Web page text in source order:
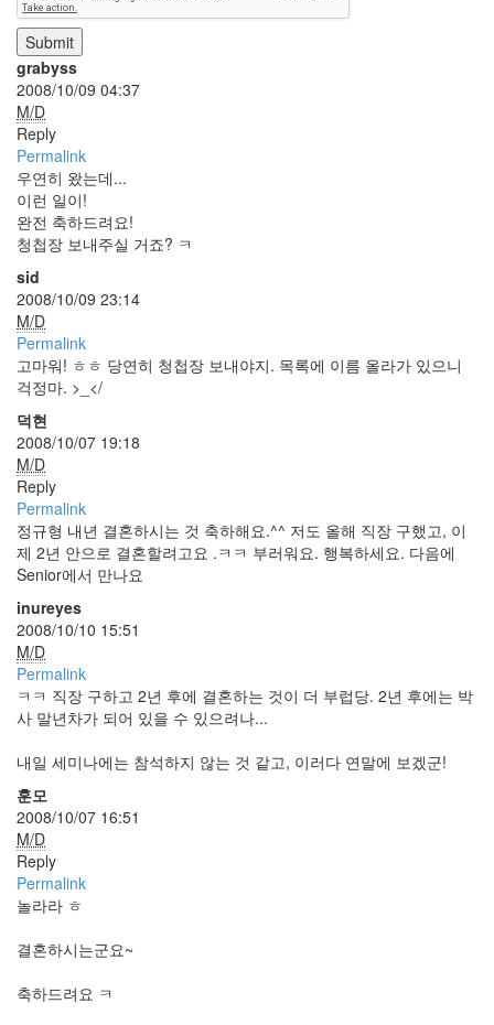
Submit
grabyss
2008/10/09 04:37
M/D
Reply
Permalink
우연히 왔는데...
이런 일이!
완전 축하드려요!
청첩장 보내주실 거죠? ㅋ
sid
2008/10/09 23:14
M/D
Permalink
고마워! ㅎㅎ 당연히 청첩장 보내야지. 목록에 이름 올라가 있으니
걱정마. >_</
덕현
2008/10/07 19:18
M/D
Reply
Permalink
정규형 내년 결혼하시는 것 축하해요.^^ 저도 올해 직장 구했고, 이
제 2년 안으로 결혼할려고요 .ㅋㅋ 부러워요. 행복하세요. 다음에
Senior에서 만나요
inureyes
2008/10/10 15:51
M/D
Permalink
ㅋㅋ 직장 구하고 2년 후에 결혼하는 것이 더 부럽당. 2년 후에는 박
사 말년차가 되어 있을 수 있으려나...
내일 세미나에는 참석하지 않는 것 같고, 이러다 연말에 보겠군!
훈모
2008/10/07 16:51
M/D
Reply
Permalink
놀라라 ㅎ
결혼하시는군요~
축하드려요 ㅋ
구
실
아
이
패
드
연
구
결
혼
식
2009
일:
6418
Notices
초
대
합
니
다
~
inureyes
흥